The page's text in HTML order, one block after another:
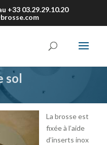
+33 03.29.29.10.20
sol
La brosse est
fixée à l’aide
d’inserts inox